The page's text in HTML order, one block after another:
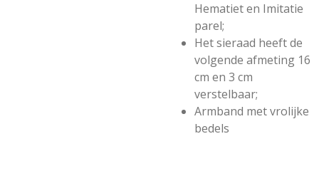
Hematiet en Imitatie
parel;
Het sieraad heeft de
volgende afmeting 16
cm en 3 cm
verstelbaar;
Armband met vrolijke
bedels